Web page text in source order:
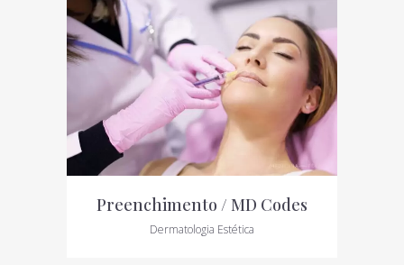
Preenchimento / MD Codes
Dermatologia Estética